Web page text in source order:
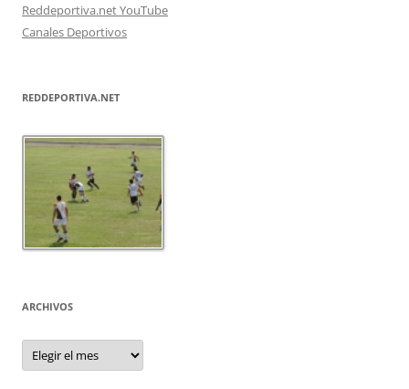
Reddeportiva.net YouTube
Canales Deportivos
REDDEPORTIVA.NET
ARCHIVOS
Archivos